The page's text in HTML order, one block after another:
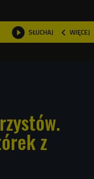
 SŁUCHAJ  WIĘCEJ

z